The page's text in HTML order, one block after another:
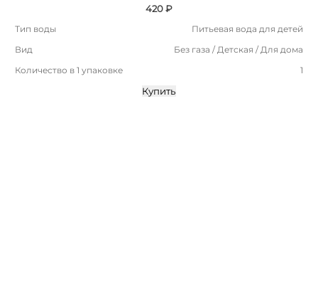
420 ₽
Тип воды
Питьевая вода для детей
Вид
Без газа / Детская / Для дома
Количество в 1 упаковке
1
Купить